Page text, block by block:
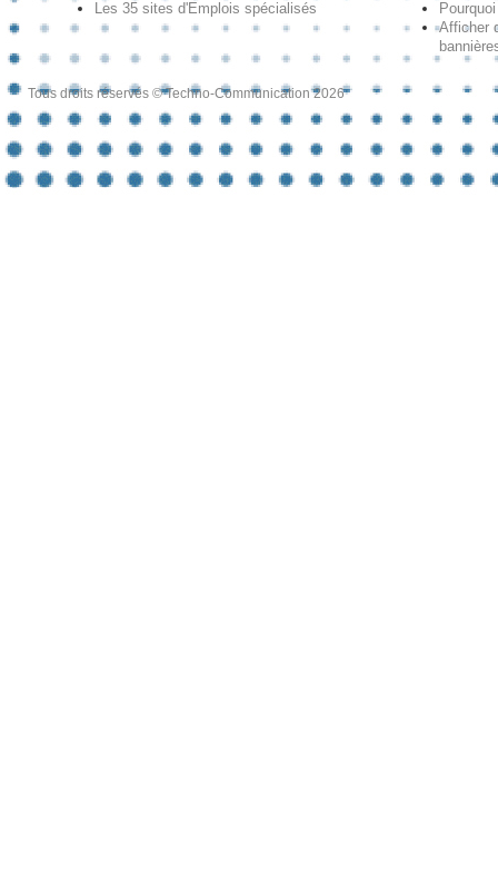
Les 35 sites d'Emplois spécialisés
Afficher
Tous droits réservés © Techno-Communication 2026